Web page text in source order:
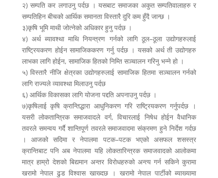
२) सम्पति कर लगाउनु पर्दछ । यसबाट समाजका अकुत सम्पतिवालाहरु र
सम्पतिहिन बीचको आर्थिक समानता विस्तारै दुरि कम हुँदै जान्छ ।
३)कृषि भूमि माथी जोत्नेको अधिकार हुनु पर्दछ ।
४) अर्थ ब्यावश्था माथि नियन्त्रण गर्नको लागि ठूल–ठूला उद्योगहरुलाई
राष्ट्रियकरण होईन सामाजिककरण गर्नु पर्दछ । यसको अर्थ ती उद्योगहरु
लाभका लागि होईन, सामाजिक हितको निम्ति सञ्चालन गरिनु भन्ने हो ।
५) विस्तारै नीजि क्षेत्रका उद्योगहरुलाई सामाजिक हितमा सञ्चालन गर्नको
लागि राज्यले व्यावश्था मिलाउनु पर्दछ
६) आर्थिक विकासका लागि योजना पद्दति अपनाउनु पर्दछ ।
७)कृषिलाई कृषि क्रान्तिद्धारा आधुनिकरण गरि राष्ट्रियकरण गर्नुपर्दछ ।
यसरी लोकतान्त्रिक समाजवादले वर्ग, विचारलाई निषेध होईन वैधानिक
तवरले समन्वय गर्दै शान्तिपूर्ण तवरले समाजवादमा संक्रमण हुने निर्देश गर्दछ
। आजको सदिमा र नेपालमा पटक–पटक भएको असफल शसस्त्र
क्रान्तिबाट पनि अब नेपालमा यहि लोकतारिन्त्रक समाजवादको आलोकमा
मात्र हाम्रो देशको बिद्यमान अन्तर विरोधहरुको अन्त्य गर्न सकिने कुरामा
खरामो नेपाल ढुड विश्वास खाख्दछ । खरामो नेपाल पार्टीको ब्याख्यामा